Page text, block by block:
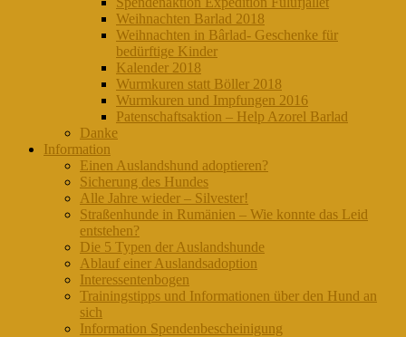
Weihnachten Barlad 2018
Weihnachten in Bârlad- Geschenke für
bedürftige Kinder
Kalender 2018
Wurmkuren statt Böller 2018
Wurmkuren und Impfungen 2016
Patenschaftsaktion – Help Azorel Barlad
Danke
Information
Einen Auslandshund adoptieren?
Sicherung des Hundes
Alle Jahre wieder – Silvester!
Straßenhunde in Rumänien – Wie konnte das Leid
entstehen?
Die 5 Typen der Auslandshunde
Ablauf einer Auslandsadoption
Interessentenbogen
Trainingstipps und Informationen über den Hund an
sich
Information Spendenbescheinigung